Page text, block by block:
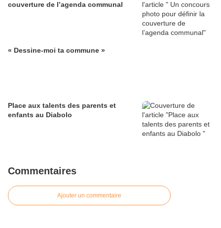
couverture de l’agenda communal
« Dessine-moi ta commune »
Place aux talents des parents et
enfants au Diabolo
Commentaires
Ajouter un commentaire